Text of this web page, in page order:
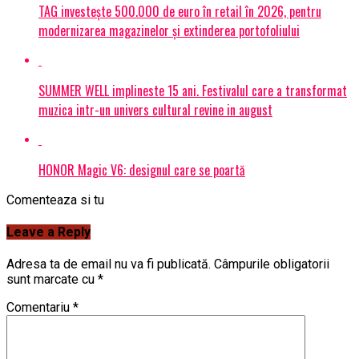
TAG investește 500.000 de euro în retail în 2026, pentru
modernizarea magazinelor și extinderea portofoliului
SUMMER WELL implineste 15 ani. Festivalul care a transformat
muzica intr-un univers cultural revine in august
HONOR Magic V6: designul care se poartă
Comenteaza si tu
Leave a Reply
Adresa ta de email nu va fi publicată. Câmpurile obligatorii
sunt marcate cu *
Comentariu *